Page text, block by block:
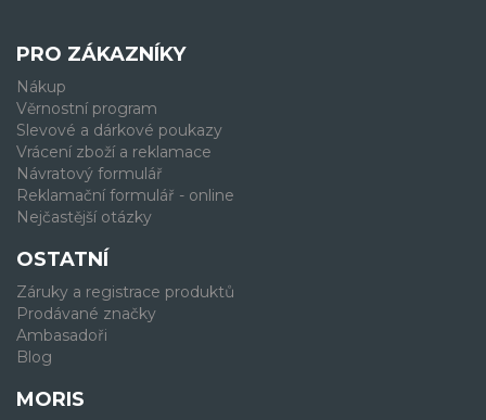
PRO ZÁKAZNÍKY
Nákup
Věrnostní program
Slevové a dárkové poukazy
Vrácení zboží a reklamace
Návratový formulář
Reklamační formulář - online
Nejčastější otázky
OSTATNÍ
Záruky a registrace produktů
Prodávané značky
Ambasadoři
Blog
MORIS